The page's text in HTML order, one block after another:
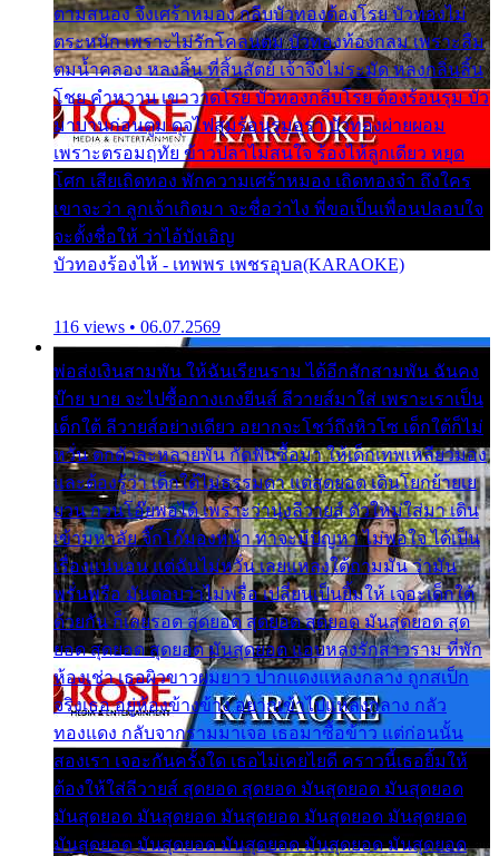
ตามสนอง จึงเศร้าหมอง กลีบบัวทองต้องโรย บัวทองไม่
ตระหนัก เพราะไม่รักโคลนตม บัวทองท้องกลม เพราะลืม
ตมน้ำคลอง หลงลิ้น ที่สิ้นสัตย์ เจ้าจึงไม่ระมัด หลงกลิ่นลิ้น
โชย คำหวาน เขาวาดโรย บัวทองกลีบโรย ต้องร้อนรุม บัว
มาบานก่อนตูม ดุจไฟสุมร้อนรุมอุรา บัวทองผ่ายผอม
เพราะตรอมฤทัย ข้าวปลาไม่สนใจ ร้องไห้ลูกเดียว หยุด
โศก เสียเถิดทอง พักความเศร้าหมอง เถิดทองจ๋า ถึงใคร
เขาจะว่า ลูกเจ้าเกิดมา จะชื่อว่าไง พี่ขอเป็นเพื่อนปลอบใจ
จะตั้งชื่อให้ ว่าไอ้บังเอิญ
บัวทองร้องไห้ - เทพพร เพชรอุบล(KARAOKE)
116 views • 06.07.2569
พ่อส่งเงินสามพัน ให้ฉันเรียนราม ได้อีกสักสามพัน ฉันคง
บ๊าย บาย จะไปซื้อกางเกงยีนส์ ลีวายส์มาใส่ เพราะเราเป็น
เด็กใต้ ลีวายส์อย่างเดียว อยากจะโชว์ถึงหิวโซ เด็กใต้ก็ไม่
หวั่น ตกตัวละหลายพัน กัดฟันซื้อมา ให้เด็กเทพเหลียวมอง
และต้องรู้ว่า เด็กใต้ไม่ธรรมดา แต่สุดยอด เดินโยกย้ายเย
ยวน กวนโอ๊ยพอได้ เพราะว่านุ่งลีวายส์ ตัวใหม่ใส่มา เดิน
เข้ามหาลัย จิ๊กโก๊มองหน้า ท่าจะมีปัญหา ไม่พอใจ ได้เป็น
เรื่องแน่นอน แต่ฉันไม่หวั่น เลยแหลงใต้ถามมัน ว่ามัน
พรั่นพรือ มันตอบว่าไม่พรื่อ เปลี่ยนเป็นยิ้มให้ เจอะเด็กใต้
ด้วยกัน ก็เลยรอด สุดยอด สุดยอด สุดยอด มันสุดยอด สุด
ยอด สุดยอด สุดยอด มันสุดยอด แอบหลงรักสาวราม ที่พัก
ห้องเช่า เธอผิวขาวผมยาว ปากแดงแหลงกลาง ถูกสเป็ก
จริงเธอ อยู่ห้องข้างข้าง อยากเข้าไปแหลงกลาง กลัว
ทองแดง กลับจากรามมาเจอ เธอมาซื้อข้าว แต่ก่อนนั้น
สองเรา เจอะกันครั้งใด เธอไม่เคยไยดี คราวนี้เธอยิ้มให้
ต้องให้ใส่ลีวายส์ สุดยอด สุดยอด มันสุดยอด มันสุดยอด
มันสุดยอด มันสุดยอด มันสุดยอด มันสุดยอด มันสุดยอด
มันสุดยอด มันสุดยอด มันสุดยอด มันสุดยอด มันสุดยอด